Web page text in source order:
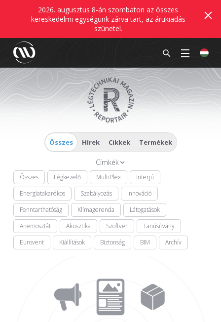
2026. augusztus 8-án szombaton az összes
kereskedelmi egységünk zárva tart, az árukiadás
szünetel.
Összes Hírek Cikkek Termékek
Címkék
Összes Légkezelő MultiPlex
Interjú
Energiatakarékos
Szabályozás
Innováció
Fenntarthatóság
Klímagerenda
Látogatások
Anemosztát
Akusztika Szoftver
Tanúsítvány
Eurovent
Kiállítások Biztonság BIM Archív